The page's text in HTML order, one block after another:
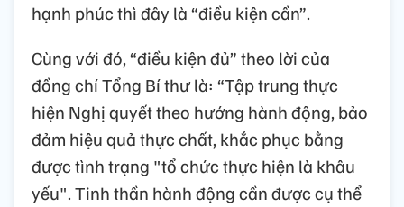
hạnh phúc thì đây là “điều kiện cần”.
Cùng với đó, “điều kiện đủ” theo lời của
đồng chí Tổng Bí thư là: “Tập trung thực
hiện Nghị quyết theo hướng hành động, bảo
đảm hiệu quả thực chất, khắc phục bằng
được tình trạng "tổ chức thực hiện là khâu
yếu". Tinh thần hành động cần được cụ thể